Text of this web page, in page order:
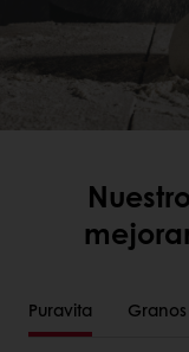
Puravita